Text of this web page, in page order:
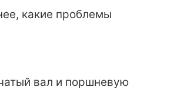
какие проблемы
вал и поршневую